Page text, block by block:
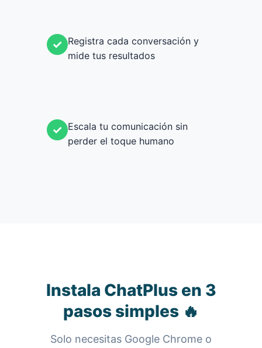
✓ Registra cada conversación y
mide tus resultados
✓ Escala tu comunicación sin
perder el toque humano
Instala ChatPlus en 3
pasos simples 🔥
Solo necesitas Google Chrome o